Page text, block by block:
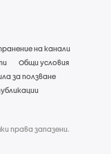
на канали
Общи условия
за ползване
права запазени.